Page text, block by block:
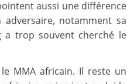
aussi une différence
notamment sa
a trop souvent cherché le
MMA africain. Il reste un